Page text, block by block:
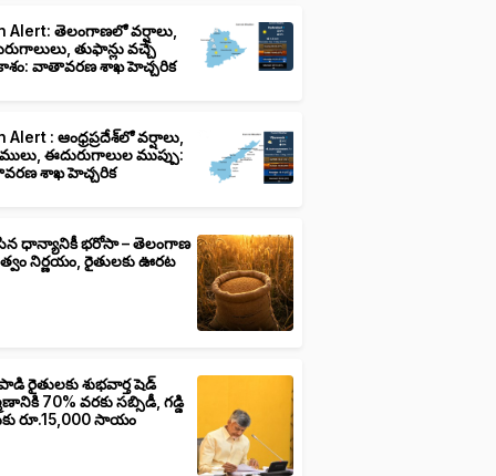
Alert: తెలంగాణలో వర్షాలు,
తుఫాన్లు వచ్చే
వాతావరణ శాఖ హెచ్చరిక
Alert : ఆంధ్రప్రదేశ్‌లో వర్షాలు,
ఈదురుగాలుల ముప్పు:
శాఖ హెచ్చరిక
ధాన్యానికీ భరోసా – తెలంగాణ
నిర్ణయం, రైతులకు ఊరట
రైతులకు శుభవార్త షెడ్
70% వరకు సబ్సిడీ, గడ్డి
రూ.15,000 సాయం